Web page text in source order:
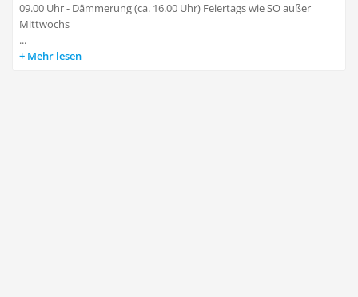
09.00 Uhr - Dämmerung (ca. 16.00 Uhr) Feiertags wie SO außer
Mittwochs
...
Mehr lesen